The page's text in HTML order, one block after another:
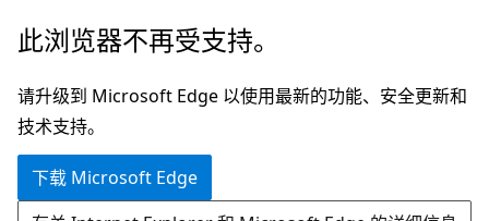
跳
主
要
内
此浏览器不再受支持。
请升级到 Microsoft Edge 以使用最新的功能、安全更新和
技术支持。
下载 Microsoft Edge